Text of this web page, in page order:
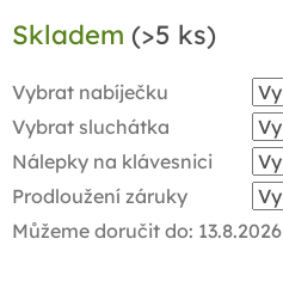
cena:
Skladem (>5 ks)
Vybrat nabíječku
Vybrat sluchátka
Nálepky na klávesnici
Prodloužení záruky
Můžeme doručit do: 13.8.2026